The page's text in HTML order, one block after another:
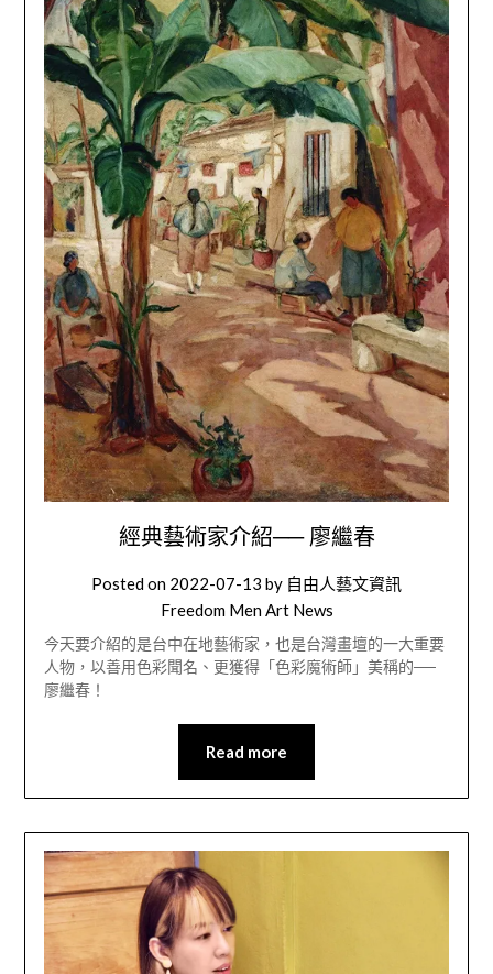
經典藝術家介紹── 廖繼春
Posted on 2022-07-13 by 自由人藝文資訊
Freedom Men Art News
今天要介紹的是台中在地藝術家，也是台灣畫壇的一大重要
人物，以善用色彩聞名、更獲得「色彩魔術師」美稱的──
廖繼春！
Read more